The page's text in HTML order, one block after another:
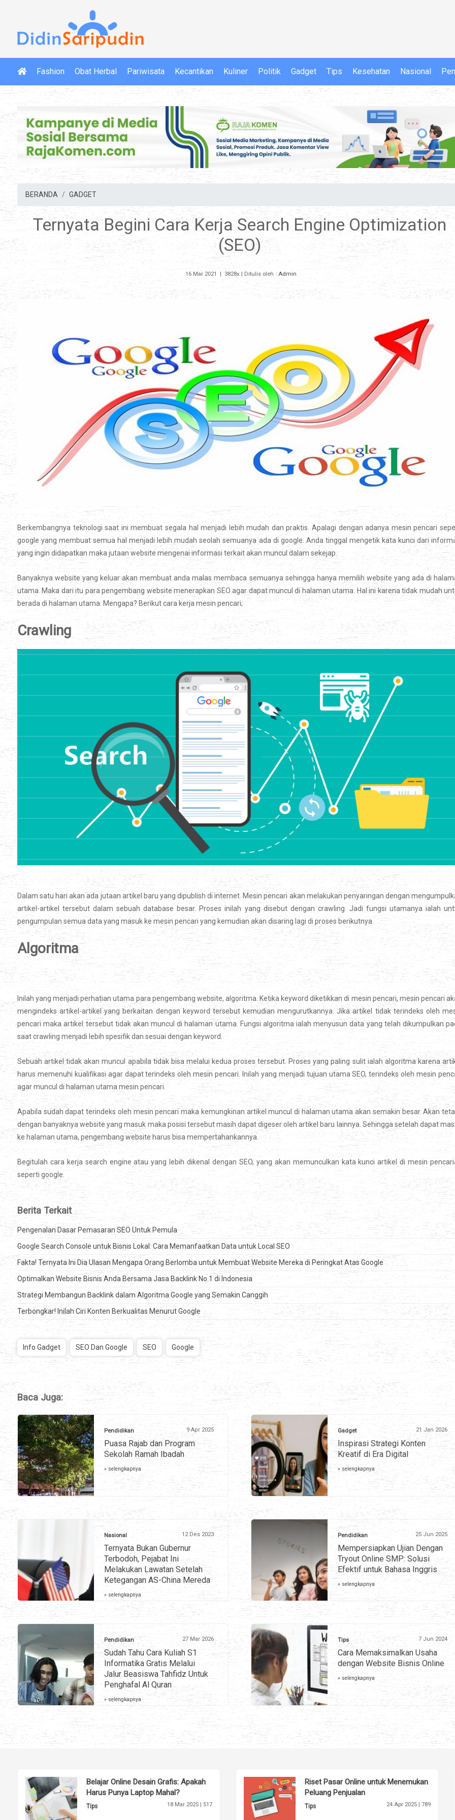
Fashion Obat Herbal Pariwisata Kecantikan Kuliner Politik Gadget Tips Kesehatan Nasional
BERANDA GADGET
Ternyata Begini Cara Kerja Search Engine Optimization
(SEO)
16 Mar 2021 | 3828x | Ditulis oleh : Admin
Berkembangnya teknologi saat ini membuat segala hal menjadi lebih mudah dan praktis. Apalagi dengan adanya mesin pencari
google yang membuat semua hal menjadi lebih mudah seolah semuanya ada di google. Anda tinggal mengetik kata kunci dari
yang ingin didapatkan maka jutaan website mengenai informasi terkait akan muncul dalam sekejap.
Banyaknya website yang keluar akan membuat anda malas membaca semuanya sehingga hanya memilih website yang ada di
utama. Maka dari itu para pengembang website menerapkan SEO agar dapat muncul di halaman utama. Hal ini karena tidak mudah
berada di halaman utama. Mengapa? Berikut cara kerja mesin pencari;
Crawling
Dalam satu hari akan ada jutaan artikel baru yang dipublish di internet. Mesin pencari akan melakukan penyaringan dengan
artikel-artikel tersebut dalam sebuah database besar. Proses inilah yang disebut dengan crawling. Jadi fungsi utamanya ialah
pengumpulan semua data yang masuk ke mesin pencari yang kemudian akan disaring lagi di proses berikutnya.
Algoritma
Inilah yang menjadi perhatian utama para pengembang website, algoritma. Ketika keyword diketikkan di mesin pencari, mesin pencari
mengindeks artikel-artikel yang berkaitan dengan keyword tersebut kemudian mengurutkannya. Jika artikel tidak terindeks oleh
pencari maka artikel tersebut tidak akan muncul di halaman utama. Fungsi algoritma ialah menyusun data yang telah dikumpulkan
saat crawling menjadi lebih spesifik dan sesuai dengan keyword.
Sebuah artikel tidak akan muncul apabila tidak bisa melalui kedua proses tersebut. Proses yang paling sulit ialah algoritma karena
harus memenuhi kualifikasi agar dapat terindeks oleh mesin pencari. Inilah yang menjadi tujuan utama SEO, terindeks oleh mesin
agar muncul di halaman utama mesin pencari.
Apabila sudah dapat terindeks oleh mesin pencari maka kemungkinan artikel muncul di halaman utama akan semakin besar. Akan
dengan banyaknya website yang masuk maka posisi tersebut masih dapat digeser oleh artikel baru lainnya. Sehingga setelah dapat
ke halaman utama, pengembang website harus bisa mempertahankannya.
Begitulah cara kerja search engine atau yang lebih dikenal dengan SEO, yang akan memunculkan kata kunci artikel di mesin
seperti google.
Berita Terkait
Pengenalan Dasar Pemasaran SEO Untuk Pemula
Google Search Console untuk Bisnis Lokal: Cara Memanfaatkan Data untuk Local SEO
Fakta! Ternyata Ini Dia Ulasan Mengapa Orang Berlomba untuk Membuat Website Mereka di Peringkat Atas Google
Optimalkan Website Bisnis Anda Bersama Jasa Backlink No.1 di Indonesia
Strategi Membangun Backlink dalam Algoritma Google yang Semakin Canggih
Terbongkar! Inilah Ciri Konten Berkualitas Menurut Google
Info Gadget SEO Dan Google SEO Google
Baca Juga:
Pendidikan 9 Apr 2025
Puasa Rajab dan Program
Sekolah Ramah Ibadah
» selengkapnya
Gadget 21 Jan 2026
Inspirasi Strategi Konten
Kreatif di Era Digital
» selengkapnya
Nasional 12 Des 2023
Ternyata Bukan Gubernur
Terbodoh, Pejabat Ini
Melakukan Lawatan Setelah
Ketegangan AS-China Mereda
» selengkapnya
Pendidikan 25 Jun 2025
Mempersiapkan Ujian Dengan
Tryout Online SMP: Solusi
Efektif untuk Bahasa Inggris
» selengkapnya
Pendidikan 27 Mar 2026
Sudah Tahu Cara Kuliah S1
Informatika Gratis Melalui
Jalur Beasiswa Tahfidz Untuk
Penghafal Al Quran
» selengkapnya
Tips 7 Jun 2024
Cara Memaksimalkan Usaha
dengan Website Bisnis Online
» selengkapnya
Belajar Online Desain Grafis: Apakah
Harus Punya Laptop Mahal?
Tips 18 Mar 2025 | 517
Riset Pasar Online untuk Menemukan
Peluang Penjualan
Tips 24 Apr 2025 | 789